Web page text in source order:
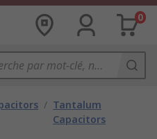
0
/ Tantalum
Capacitors